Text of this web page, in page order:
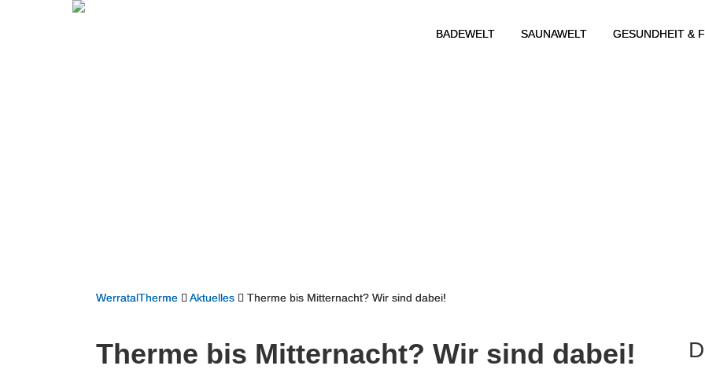
BADEWELT SAUNAWELT GESUNDHEIT &
WerratalTherme Aktuelles Therme bis Mitternacht? Wir sind dabei!
Therme bis Mitternacht? Wir sind dabei!